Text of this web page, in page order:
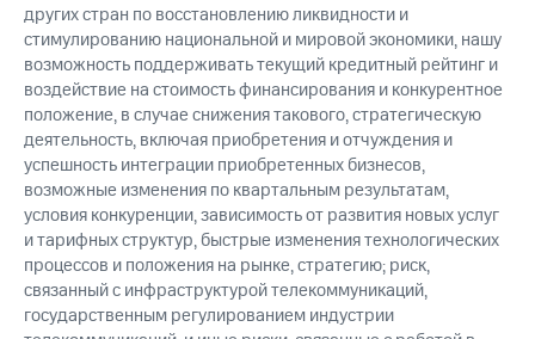
других стран по восстановлению ликвидности и
стимулированию национальной и мировой экономики, нашу
возможность поддерживать текущий кредитный рейтинг и
воздействие на стоимость финансирования и конкурентное
положение, в случае снижения такового, стратегическую
деятельность, включая приобретения и отчуждения и
успешность интеграции приобретенных бизнесов,
возможные изменения по квартальным результатам,
условия конкуренции, зависимость от развития новых услуг
и тарифных структур, быстрые изменения технологических
процессов и положения на рынке, стратегию; риск,
связанный с инфраструктурой телекоммуникаций,
государственным регулированием индустрии